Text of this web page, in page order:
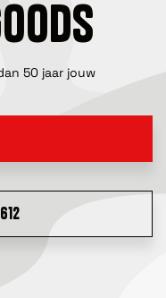
50 jaar jouw